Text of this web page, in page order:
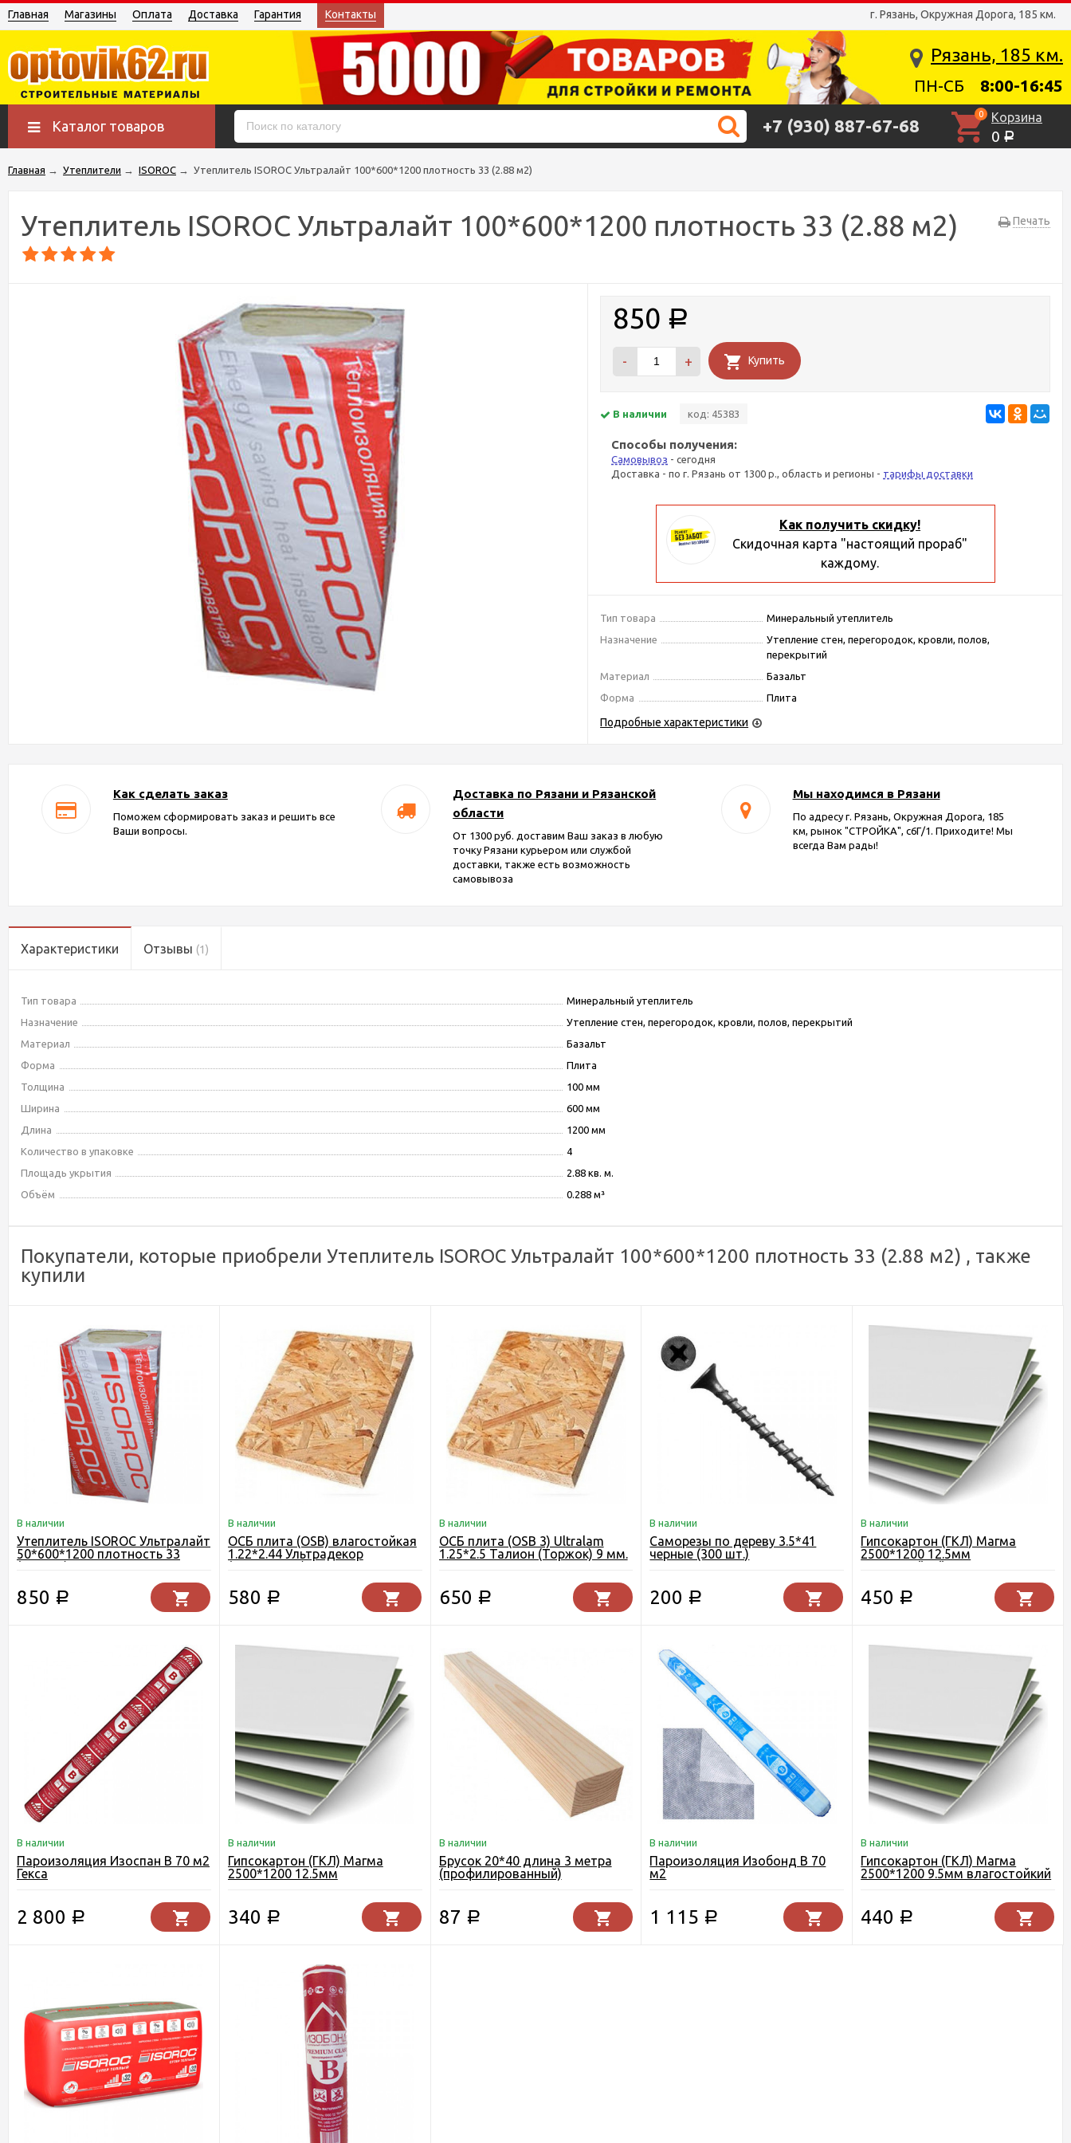
г. Рязань, Окружная Дорога, 185 км.
Главная Магазины Оплата Доставка Гарантия Контакты
Рязань, 185 км.
ПН-СБ 8:00-16:45
Каталог товаров +7 (930) 887-67-68
0 Корзина
0 Р
Главная → Утеплители → ISOROC → Утеплитель ISOROC Ультралайт 100*600*1200 плотность 33 (2.88 м2)
Печать
Утеплитель ISOROC Ультралайт 100*600*1200 плотность 33 (2.88 м2)
850 Р
- + Купить
В наличии код: 45383
Способы получения:
Самовывоз - сегодня
Доставка - по г. Рязань от 1300 р., область и регионы - тарифы доставки
Как получить скидку!
Скидочная карта "настоящий прораб"
каждому.
Тип товара
Минеральный утеплитель
Назначение
Утепление стен, перегородок, кровли, полов,
перекрытий
Материал
Базальт
Форма
Плита
Подробные характеристики
Как сделать заказ
Поможем сформировать заказ и решить все
Ваши вопросы.
Доставка по Рязани и Рязанской
области
От 1300 руб. доставим Ваш заказ в любую
точку Рязани курьером или службой
доставки, также есть возможность
самовывоза
Мы находимся в Рязани
По адресу г. Рязань, Окружная Дорога, 185
км, рынок "СТРОЙКА", с6Г/1. Приходите! Мы
всегда Вам рады!
Характеристики Отзывы (1)
Тип товара
Минеральный утеплитель
Назначение
Утепление стен, перегородок, кровли, полов, перекрытий
Материал
Базальт
Форма
Плита
Толщина
100 мм
Ширина
600 мм
Длина
1200 мм
Количество в упаковке
4
Площадь укрытия
2.88 кв. м.
Объём
0.288 м³
Покупатели, которые приобрели Утеплитель ISOROC Ультралайт 100*600*1200 плотность 33 (2.88 м2) , также
купили
В наличии
Утеплитель ISOROC Ультралайт
50*600*1200 плотность 33
(5.76 м2)
850 Р
В наличии
ОСБ плита (OSB) влагостойкая
1.22*2.44 Ультрадекор
(Кроношпан) Егорьевск 9 мм.
580 Р
В наличии
ОСБ плита (OSB 3) Ultralam
1.25*2.5 Талион (Торжок) 9 мм.
650 Р
В наличии
Саморезы по дереву 3.5*41
черные (300 шт.)
200 Р
В наличии
Гипсокартон (ГКЛ) Магма
2500*1200 12.5мм
влагостойкий
450 Р
В наличии
Пароизоляция Изоспан B 70 м2
Гекса
2 800 Р
В наличии
Гипсокартон (ГКЛ) Магма
2500*1200 12.5мм
340 Р
В наличии
Брусок 20*40 длина 3 метра
(профилированный)
87 Р
В наличии
Пароизоляция Изобонд В 70
м2
1 115 Р
В наличии
Гипсокартон (ГКЛ) Магма
2500*1200 9.5мм влагостойкий
440 Р